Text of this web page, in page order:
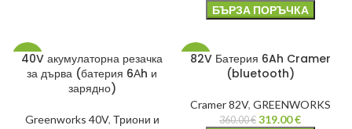
БЪРЗА ПОРЪЧКА
-9%
40V акумулаторна резачка
за дърва (батерия 6Аh и
зарядно)
Greenworks 40V, Триони и
-11%
82V Батерия 6Ah Cramer
(bluetooth)
Cramer 82V, GREENWORKS
360.00€ 319.00€